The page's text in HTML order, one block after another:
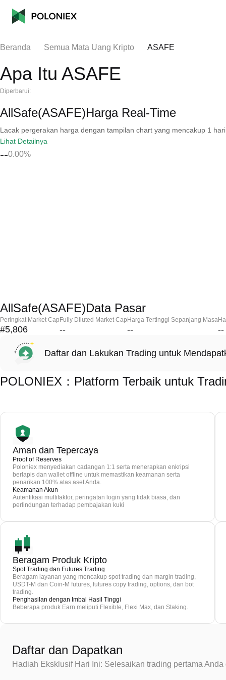
Beranda Semua Mata Uang Kripto ASAFE
Apa Itu ASAFE
Diperbarui:
AllSafe(ASAFE)Harga Real-Time
Lacak pergerakan harga dengan tampilan chart yang mencakup 1
Lihat Detailnya
--0.00%
AllSafe(ASAFE)Data Pasar
Peringkat Market Cap
#5,806
Fully Diluted Market Cap
--
Harga Tertinggi Sepanjang Masa
-- --
Daftar dan Lakukan Trading untuk
POLONIEX：Platform Terbaik untuk
Aman dan Tepercaya
Proof of Reserves
Poloniex menyediakan cadangan 1:1 serta menerapkan enkripsi
berlapis dan wallet offline untuk memastikan keamanan serta
penarikan 100% atas aset Anda.
Keamanan Akun
Autentikasi multifaktor, peringatan login yang tidak biasa, dan
perlindungan terhadap pembajakan kuki
Beragam Produk Kripto
Spot Trading dan Futures Trading
Beragam layanan yang mencakup spot trading dan margin trading,
USDT-M dan Coin-M futures, futures copy trading, options, dan bot
trading.
Penghasilan dengan Imbal Hasil Tinggi
Beberapa produk Earn meliputi Flexible, Flexi Max, dan Staking.
Daftar dan Dapatkan
Hadiah Eksklusif Hari Ini: Selesaikan trading pertama